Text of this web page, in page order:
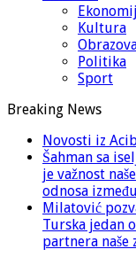
Kultura
Politika
Sport
Breaking News
Novosti iz
Šahman sa
je važnost
odnosa
Milatović
Turska jedan
partnera naše